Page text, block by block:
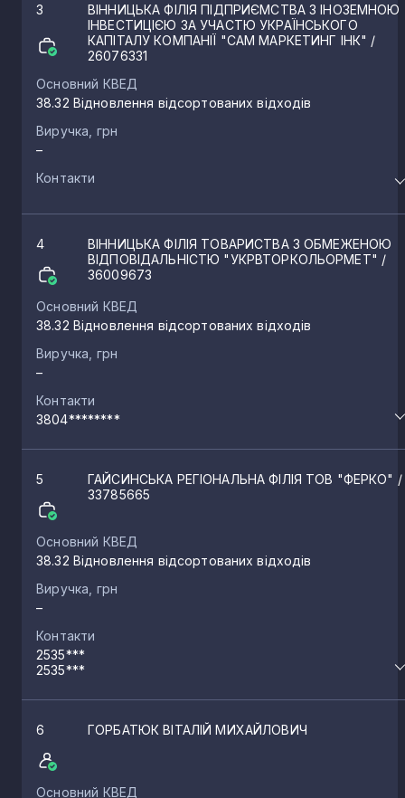
3
ВІННИЦЬКА ФІЛІЯ ПІДПРИЄМСТВА З ІНОЗЕМНОЮ
ІНВЕСТИЦІЄЮ ЗА УЧАСТЮ УКРАЇНСЬКОГО
КАПІТАЛУ КОМПАНІЇ "САМ МАРКЕТИНГ ІНК" /
26076331
Основний КВЕД
38.32 Відновлення відсортованих відходів
Виручка, грн
–
Контакти
4
ВІННИЦЬКА ФІЛІЯ ТОВАРИСТВА З ОБМЕЖЕНОЮ
ВІДПОВІДАЛЬНІСТЮ "УКРВТОРКОЛЬОРМЕТ" /
36009673
Основний КВЕД
38.32 Відновлення відсортованих відходів
Виручка, грн
–
Контакти
3804********
5 ГАЙСИНСЬКА РЕГІОНАЛЬНА ФІЛІЯ ТОВ "ФЕРКО" /
33785665
Основний КВЕД
38.32 Відновлення відсортованих відходів
Виручка, грн
–
Контакти
2535***
2535***
6 ГОРБАТЮК ВІТАЛІЙ МИХАЙЛОВИЧ
Основний КВЕД